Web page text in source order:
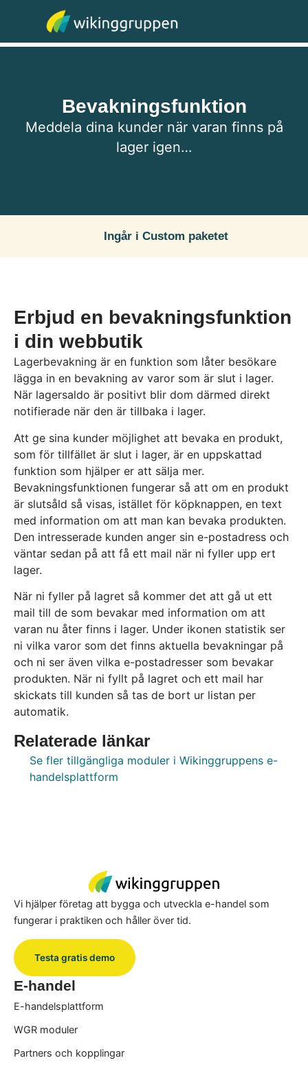
Bevakningsfunktion
Meddela dina kunder när varan finns på
lager igen…
Ingår i Custom paketet
Erbjud en bevakningsfunktion
i din webbutik
Lagerbevakning är en funktion som låter besökare
lägga in en bevakning av varor som är slut i lager.
När lagersaldo är positivt blir dom därmed direkt
notifierade när den är tillbaka i lager.
Att ge sina kunder möjlighet att bevaka en produkt,
som för tillfället är slut i lager, är en uppskattad
funktion som hjälper er att sälja mer.
Bevakningsfunktionen fungerar så att om en produkt
är slutsåld så visas, istället för köpknappen, en text
med information om att man kan bevaka produkten.
Den intresserade kunden anger sin e-postadress och
väntar sedan på att få ett mail när ni fyller upp ert
lager.
När ni fyller på lagret så kommer det att gå ut ett
mail till de som bevakar med information om att
varan nu åter finns i lager. Under ikonen statistik ser
ni vilka varor som det finns aktuella bevakningar på
och ni ser även vilka e-postadresser som bevakar
produkten. När ni fyllt på lagret och ett mail har
skickats till kunden så tas de bort ur listan per
automatik.
Relaterade länkar
Se fler tillgängliga moduler i Wikinggruppens e-
handelsplattform
Vi hjälper företag att bygga och utveckla e-handel som
fungerar i praktiken och håller över tid.
Testa gratis demo
E-handel
E-handelsplattform
WGR moduler
Partners och kopplingar